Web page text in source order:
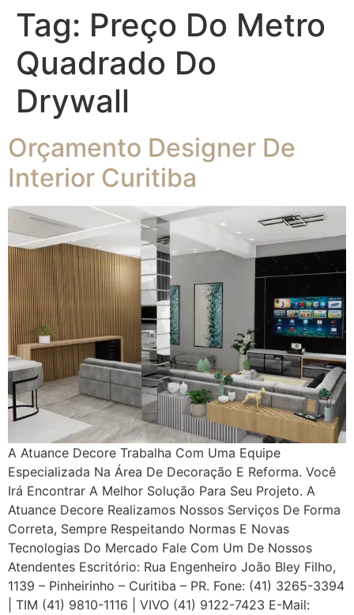
Tag: Preço Do Metro
Quadrado Do
Drywall
Orçamento Designer De
Interior Curitiba
A Atuance Decore Trabalha Com Uma Equipe
Especializada Na Área De Decoração E Reforma. Você
Irá Encontrar A Melhor Solução Para Seu Projeto. A
Atuance Decore Realizamos Nossos Serviços De Forma
Correta, Sempre Respeitando Normas E Novas
Tecnologias Do Mercado Fale Com Um De Nossos
Atendentes Escritório: Rua Engenheiro João Bley Filho,
1139 – Pinheirinho – Curitiba – PR. Fone: (41) 3265-3394
| TIM (41) 9810-1116 | VIVO (41) 9122-7423 E-Mail: